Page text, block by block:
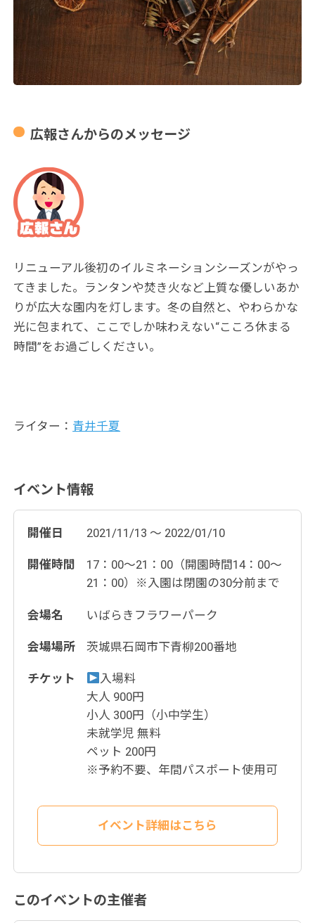
広報さんからのメッセージ
リニューアル後初のイルミネーションシーズンがやっ
てきました。ランタンや焚き火など上質な優しいあか
りが広大な園内を灯します。冬の自然と、やわらかな
光に包まれて、ここでしか味わえない“こころ休まる
時間”をお過ごしください。
ライター： 青井千夏
イベント情報
開催日 2021/11/13 ～ 2022/01/10
開催時間
17：00〜21：00（開園時間14：00〜
21：00）※入園は閉園の30分前まで
会場名 いばらきフラワーパーク
会場場所 茨城県石岡市下青柳200番地
チケット
入場料
大人 900円
小人 300円（小中学生）
未就学児 無料
ペット 200円
※予約不要、年間パスポート使用可
イベント詳細はこちら
このイベントの主催者